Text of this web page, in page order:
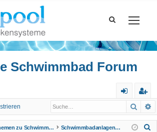
Schwimmbad Forum
m
eg
ist
Themen zu Schwimmbad Schwimmbadanlagen, Wellnessbereiche